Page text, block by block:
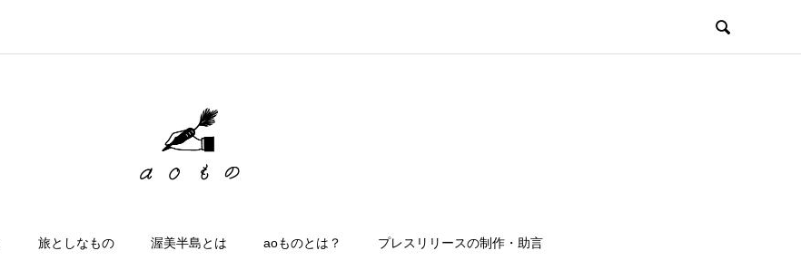

旅としなもの 渥美半島とは aoものとは？ プレスリリースの制作・助言